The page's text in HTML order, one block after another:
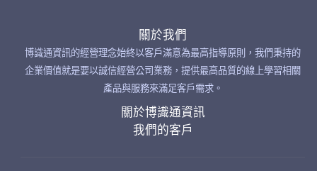
關於我們
博識通資訊的經營理念始終以客戶滿意為最高指導原則，我們秉持的
企業價值就是要以誠信經營公司業務，提供最高品質的線上學習相關
產品與服務來滿足客戶需求。
關於博識通資訊
我們的客戶